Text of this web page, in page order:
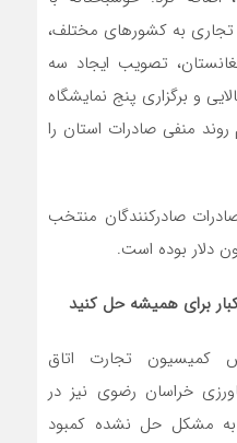
جمله اعزام 26 هیات تجاری به کشورهای مختلف،
تصویب ایجاد سه
برگزاری 12 میز کالایی و برگزاری پنج نمایشگاه
منفی صادرات استان را
صادرکنندگان منتخب
برای همیشه حل کنید
کمیسیون تجارت اتاق
خراسان رضوی نیز در
به مشکل حل نشده کمبود